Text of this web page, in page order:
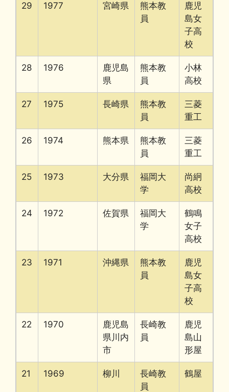
29 1977 宮崎県
熊本教
員
鹿児
島女
子高
校
28 1976
鹿児島
県
熊本教
員
小林
高校
27 1975 長崎県
熊本教
員
三菱
重工
26 1974 熊本県
熊本教
員
三菱
重工
25 1973 大分県
福岡大
学
尚絅
高校
24 1972 佐賀県
福岡大
学
鶴鳴
女子
高校
23 1971 沖縄県
熊本教
員
鹿児
島女
子高
校
22 1970
鹿児島
県川内
市
長崎教
員
鹿児
島山
形屋
21 1969 柳川
長崎教
員
鶴屋